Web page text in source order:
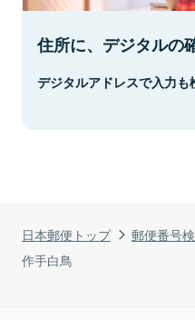
日本郵便トップ 郵便番号
作手白鳥
住所に、デジタルの
デジタルアドレスで入力も